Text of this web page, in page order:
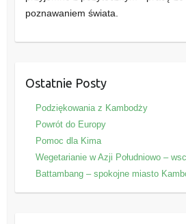
poznawaniem świata.
Ostatnie Posty
Podziękowania z Kambodży
Powrót do Europy
Pomoc dla Kima
Wegetarianie w Azji Południowo –
Battambang – spokojne miasto